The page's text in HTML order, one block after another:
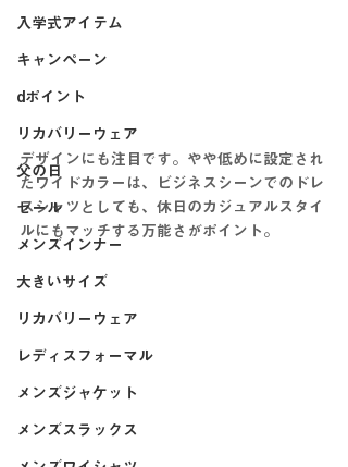
入学式アイテム
キャンペーン
dポイント
リカバリーウェア
父の日
セール
メンズインナー
大きいサイズ
リカバリーウェア
レディスフォーマル
メンズジャケット
メンズスラックス
デザインにも注目です。やや低めに設定され
たワイドカラーは、ビジネスシーンでのドレ
スシャツとしても、休日のカジュアルスタイ
ルにもマッチする万能さがポイント。